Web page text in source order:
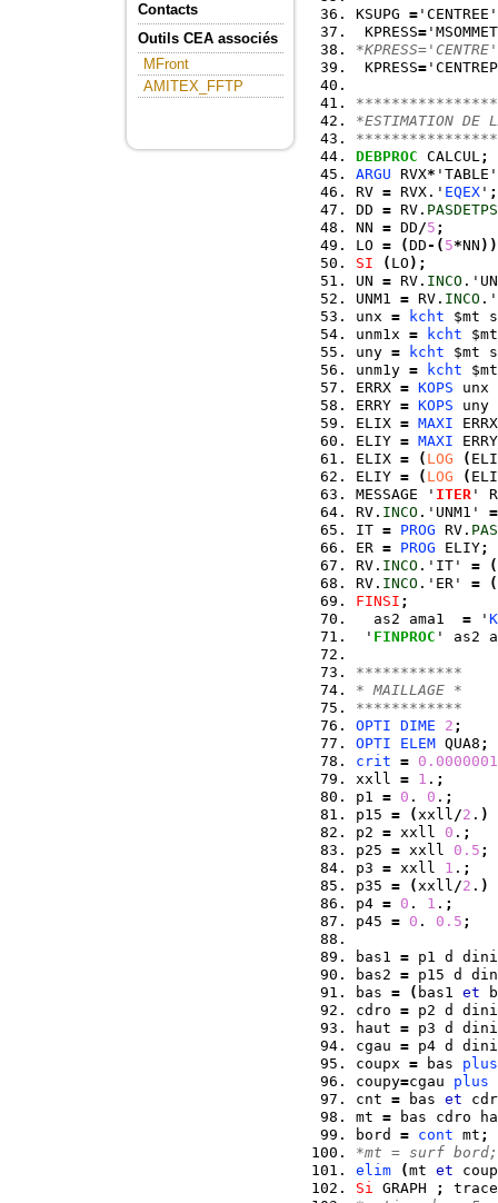
Contacts
Outils CEA associés
MFront
AMITEX_FFTP
KSUPG =
KPRESS=
KPRESS=
*ESTIMATION DE
DEBPROC CALCUL;
ARGU RVX*
RV = RVX.' EQEX ' ;
DD = RV. PASDETPS
NN = DD/5 ;
LO = (DD- ( 5*NN ) )
SI
( LO ) ;
UN = RV. INCO
UNM1 = RV. INCO
unx = kcht $mt
unm1x = kcht
uny = kcht $mt
unm1y = kcht
ERRX = KOPS
ERRY = KOPS
ELIX = MAXI
ELIY = MAXI
ELIX = ( LOG (
ELIY = ( LOG (
MESSAGE ' ITER '
RV. INCO .'UNM1' =
IT = PROG RV.
ER = PROG ELIY;
RV. INCO .'IT' =
(
RV. INCO .'ER' =
(
FINSI ;
  as2 ama1
= '
' FINPROC ' as2
************
* MAILLAGE *
************
OPTI DIME 2 ;
OPTI
ELEM QUA8 ;
crit = 0.0000001
xxll = 1 . ;
p1 = 0 . 0 . ;
p15 = (xxll/2 . )
p2 = xxll 0 . ;
p25 = xxll 0.5 ;
p3 = xxll 1 . ;
p35 = (xxll/2 . )
p4 = 0 . 1 . ;
p45 = 0 . 0.5 ;
bas1 = p1 d
bas2 = p15 d
bas = ( bas1 et
cdro = p2 d
haut = p3 d
cgau = p4 d
coupx = bas plus
coupy=cgau plus
cnt = bas et
mt = bas cdro
bord = cont mt ;
*mt = surf
elim
(mt et
Si GRAPH ;